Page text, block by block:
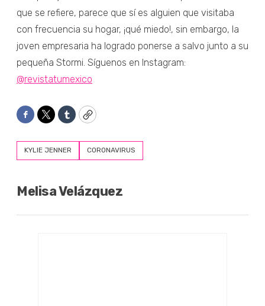
que se refiere, parece que sí es alguien que visitaba
con frecuencia su hogar, ¡qué miedo!, sin embargo, la
joven empresaria ha logrado ponerse a salvo junto a su
pequeña Stormi. Síguenos en Instagram:
@revistatumexico
Facebook
TwitterTumblrCopy
KYLIE JENNER CORONAVIRUS
Melisa Velázquez